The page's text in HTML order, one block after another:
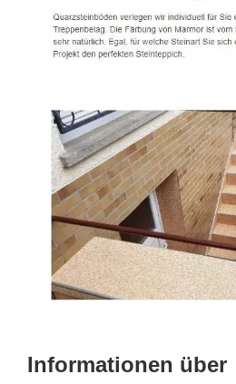
Informationen über